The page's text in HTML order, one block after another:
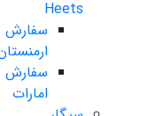
Heets
سفارش
سفارش
امارات